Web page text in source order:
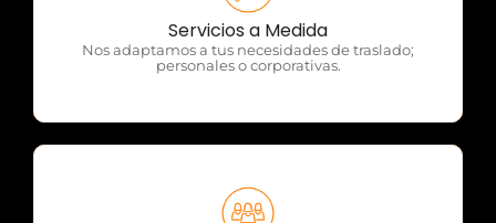
Servicios a Medida
Nos adaptamos a tus necesidades de traslado;
personales o corporativas.
OTP Servicios